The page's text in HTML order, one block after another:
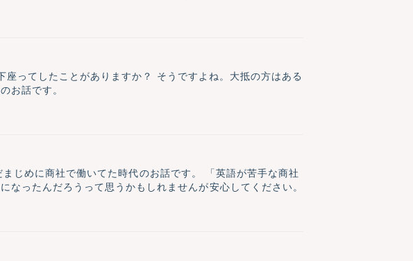
ってしたことがありますか？ そうですよね。大抵の方はある
お話です。
ったんだろうって思うかもしれませんが安心してください。